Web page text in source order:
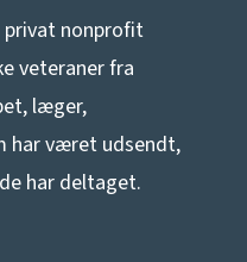
privat nonprofit
veteraner fra
læger,
har været udsendt,
har deltaget.